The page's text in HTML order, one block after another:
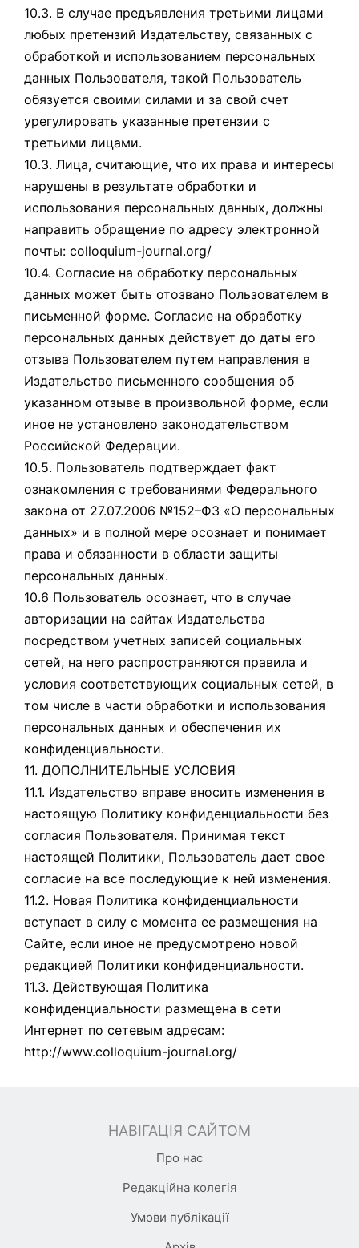
10.3. В случае предъявления третьими лицами
любых претензий Издательству, связанных с
обработкой и использованием персональных
данных Пользователя, такой Пользователь
обязуется своими силами и за свой счет
урегулировать указанные претензии с
третьими лицами.
10.3. Лица, считающие, что их права и интересы
нарушены в результате обработки и
использования персональных данных, должны
направить обращение по адресу электронной
почты: colloquium-journal.org/
10.4. Согласие на обработку персональных
данных может быть отозвано Пользователем в
письменной форме. Согласие на обработку
персональных данных действует до даты его
отзыва Пользователем путем направления в
Издательство письменного сообщения об
указанном отзыве в произвольной форме, если
иное не установлено законодательством
Российской Федерации.
10.5. Пользователь подтверждает факт
ознакомления с требованиями Федерального
закона от 27.07.2006 №152–ФЗ «О персональных
данных» и в полной мере осознает и понимает
права и обязанности в области защиты
персональных данных.
10.6 Пользователь осознает, что в случае
авторизации на сайтах Издательства
посредством учетных записей социальных
сетей, на него распространяются правила и
условия соответствующих социальных сетей, в
том числе в части обработки и использования
персональных данных и обеспечения их
конфиденциальности.
11. ДОПОЛНИТЕЛЬНЫЕ УСЛОВИЯ
11.1. Издательство вправе вносить изменения в
настоящую Политику конфиденциальности без
согласия Пользователя. Принимая текст
настоящей Политики, Пользователь дает свое
согласие на все последующие к ней изменения.
11.2. Новая Политика конфиденциальности
вступает в силу с момента ее размещения на
Сайте, если иное не предусмотрено новой
редакцией Политики конфиденциальности.
11.3. Действующая Политика
конфиденциальности размещена в сети
Интернет по сетевым адресам:
http://www.colloquium-journal.org/
НАВІГАЦІЯ САЙТОМ
Про нас
Редакційна колегія
Умови публікації